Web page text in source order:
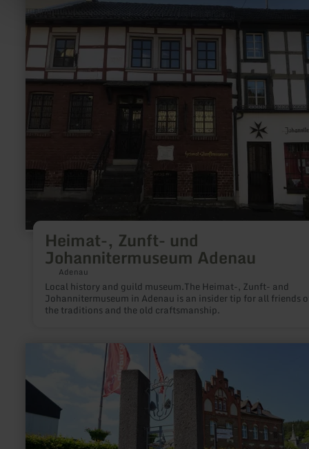
Heimat-, Zunft- und
Johannitermuseum Adenau
Adenau
Local history and guild museum.The Heimat-, Zunft- and
Johannitermuseum in Adenau is an insider tip for all friends
the traditions and the old craftsmanship.
about:
Heimat-,
Zunft-
und
Johannitermuseum
Adenau
Adenauer
Zunftbrunnen